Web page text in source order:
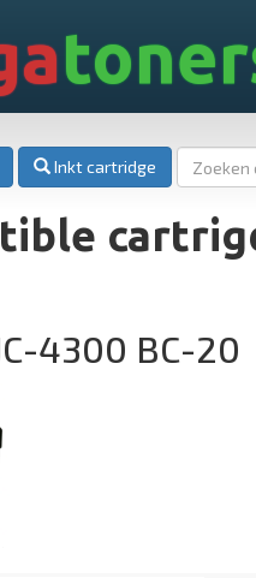
Inkt cartridge
4300 BC-20